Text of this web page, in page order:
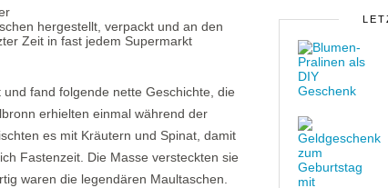
hergestellt, verpackt und an den
Zeit in fast jedem Supermarkt
fand folgende nette Geschichte, die
erhielten einmal während der
es mit Kräutern und Spinat, damit
Fastenzeit. Die Masse versteckten sie
waren die legendären Maultaschen.